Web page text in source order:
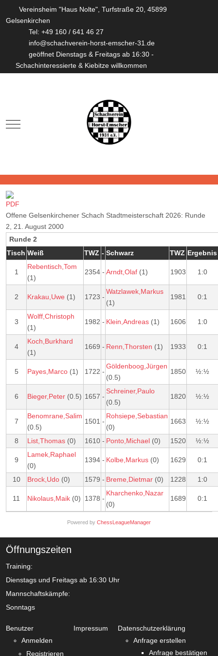
Vereinsheim "Haus Nolte", Turfstraße 20, 45899
Gelsenkirchen
Tel: +49 160 / 641 46 27
info@schachverein-horst-emscher-31.de
geöffnet Dienstags & Freitags ab 16:30 -
Schachinteressierte & Kiebitze willkommen
Mobile Menu Toggle
Offene Gelsenkirchener Schach Stadtmeisterschaft 2026: Runde
2, 21. August 2000
Runde 2
Tisch Weiß TWZ - Schwarz TWZ Ergebnis
1
Rebentisch,Tom
(1)
2354 - Arndt,Olaf (1) 1903 1:0
2 Krakau,Uwe (1) 1723 -
Watzlawek,Markus
(1)
1981 0:1
3
Wolff,Christoph
(1)
1982 - Klein,Andreas (1) 1606 1:0
4
Koch,Burkhard
(1)
1669 - Renn,Thorsten (1) 1933 0:1
5 Payes,Marco (1) 1722 -
Göldenboog,Jürgen
(0.5)
1850 ½:½
6 Bieger,Peter (0.5) 1657 -
Schreiner,Paulo
(0.5)
1820 ½:½
7
Benomrane,Salim
(0.5)
1501 -
Rohsiepe,Sebastian
(0)
1663 ½:½
8 List,Thomas (0) 1610 - Ponto,Michael (0) 1520 ½:½
9
Lamek,Raphael
(0)
1394 - Kolbe,Markus (0) 1629 0:1
10 Brock,Udo (0) 1579 - Breme,Dietmar (0) 1228 1:0
11 Nikolaus,Maik (0) 1378 -
Kharchenko,Nazar
(0)
1689 0:1
Powered by ChessLeagueManager
Öffnungszeiten
Training:
Dienstags und Freitags ab 16:30 Uhr
Mannschaftskämpfe:
Sonntags
Benutzer
Anmelden
Registrieren
Impressum
Datenschutzerklärung
Anfrage erstellen
Anfrage bestätigen